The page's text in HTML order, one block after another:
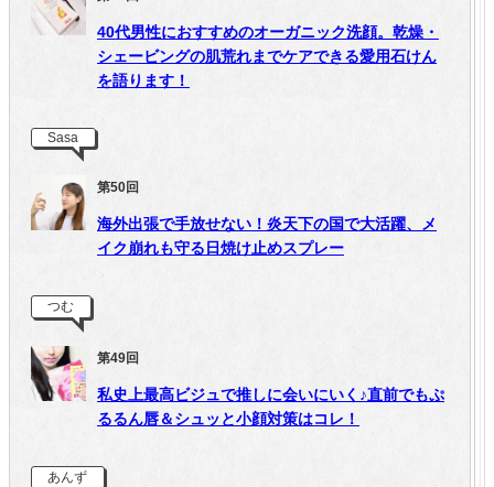
40代男性におすすめのオーガニック洗顔。乾燥・
シェービングの肌荒れまでケアできる愛用石けん
を語ります！
Sasa
第50回
海外出張で手放せない！炎天下の国で大活躍、メ
イク崩れも守る日焼け止めスプレー
つむ
第49回
私史上最高ビジュで推しに会いにいく♪直前でもぷ
るるん唇＆シュッと小顔対策はコレ！
あんず